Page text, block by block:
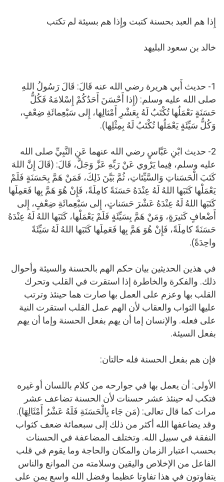
إِذا هم العبد بحسنة كتبت وإِذا هم بسيئة لم تكتب
خالد بن سعود البليهد
1- حديث أَبي هريرة رضي الله عنه قَالَ: قَالَ رَسُولُ اللهِ
صلى الله عليه وسلم: (إِذا أَحْسَنَ أَحَدُكُمْ إِسْلامَهُ فَكُلُّ
حَسَنَةٍ ىَعْمَلُها تُكْتَبُ لَهُ بِعَشْرِ أَمْثالِها، إِلى سَبْعِمائَةِ ضِعْفٍ،
وَكُلُّ سَيِّئَةٍ يَعْمَلُها تُكْتَبُ لَهُ بِمِثْلِها).
2- حديث ابْنِ عَبَّاسٍ رضي الله عنهما عَنِ النَّبِيِّ صلى الله
عليه وسلم، فِيما يَرْوي عَنْ رَبِّهِ عَزَّ وَجَلَّ، قَالَ: (قَالَ إِنَّ اللهَ
كَتَبَ الْحَسَناتِ وَالسَّيِّئاتِ، ثُمَّ بَيَّنَ ذَلِكَ، فَمَنْ هَمَّ بِحَسَنَةٍ فَلَمْ
يَعْمَلْها كَتَبَها اللهُ لَهُ عِنْدَهُ حَسَنَةً كامِلَةً، فَإِنْ هُوَ هَمَّ بِها فَعَمِلَها
كَتَبَها اللهُ لَهُ عِنْدَهُ عَشْرَ حَسَناتٍ، إِلى سَبْعِمائَةِ ضِعْفٍ، إِلى
أَضْعافٍ كَثيرَةٍ، وَمَنْ هَمَّ بِسَيِّئَةٍ فَلَمْ يَعْمَلْها، كَتَبَها اللهُ لَهُ عِنْدَهُ
حَسَنَةً كامِلَةً، فَإِنْ هُوَ هَمَّ بِها فَعَمِلَها كَتَبَها اللهُ لَهُ سَيِّئَةً
واحِدَةً).
في هذين الحديثين بيان حكم الهم بالحسنة والسيئة وأحوال
ذلك. والفكرة والخاطرة إذا استقرت في القلب وتحرك
القلب بها وعزم على العمل بها صارت هما حينئذ وترتب
عليها الثواب والعقاب لأن الهم عمل القلب استقرت النية
على فعله. والإنسان إما أن يهم بفعل الحسنة وإما أن يهم
بفعل السيئة.
فإن هم بفعل الحسنة فله حالتان:
الأولى: أن يعمل بها في جوارحه من كلام باللسان أو غيره
فتكب له حينئذ عشر حسنات لأن الحسنة تضاعف عشر
مرات كما قال تعالى: (مَن جَاء بِالْحَسَنَةِ فَلَهُ عَشْرُ أَمْثَالِهَا).
وقد يضاعفها الله أكثر من ذلك إلى سبعمائة ضعف كثواب
النفقة في سبيل الله. وتختلف المضاعفة في الحسنات
بحسب اعتبار الزمان والمكان والحاجة وما يقوم في قلب
الفاعل من الإخلاص واليقين وسلامته من الموانع والناس
يتفاوتون في هذا تفاوتا عظيما وفضل الله واسع يمن على